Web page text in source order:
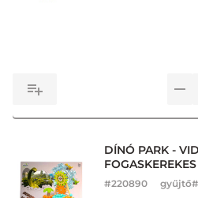
DÍNÓ PARK -
#220890